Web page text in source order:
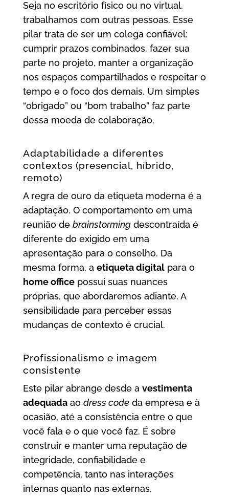
Seja no escritório físico ou no virtual,
trabalhamos com outras pessoas. Esse
pilar trata de ser um colega confiável:
cumprir prazos combinados, fazer sua
parte no projeto, manter a organização
nos espaços compartilhados e respeitar o
tempo e o foco dos demais. Um simples
“obrigado” ou “bom trabalho” faz parte
dessa moeda de colaboração.
Adaptabilidade a diferentes
contextos (presencial, híbrido,
remoto)
A regra de ouro da etiqueta moderna é a
adaptação. O comportamento em uma
reunião de brainstormingdescontraída é
diferente do exigido em uma
apresentação para o conselho. Da
mesma forma, a etiqueta digitalpara o
home officepossui suas nuances
próprias, que abordaremos adiante. A
sensibilidade para perceber essas
mudanças de contexto é crucial.
Profissionalismo e imagem
consistente
Este pilar abrange desde a vestimenta
adequadaao dress codeda empresa e à
ocasião, até a consistência entre o que
você fala e o que você faz. É sobre
construir e manter uma reputação de
integridade, confiabilidade e
competência, tanto nas interações
internas quanto nas externas.